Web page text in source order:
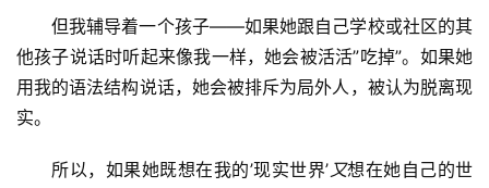
但我辅导着一个孩子——如果她跟自己学校或社区的其
他孩子说话时听起来像我一样，她会被活活”吃掉”。如果她
用我的语法结构说话，她会被排斥为局外人，被认为脱离现
实。
所以，如果她既想在我的’现实世界’又想在她自己的世